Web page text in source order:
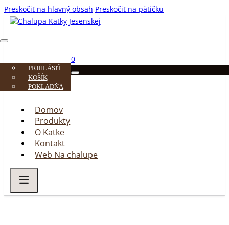
Preskočiť na hlavný obsah Preskočiť na pätičku
PRIHLÁSIŤ
KOŠÍK
POKLADŇA
0
Domov
Produkty
O Katke
Kontakt
Web Na chalupe